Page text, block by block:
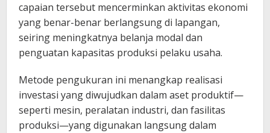
capaian tersebut mencerminkan aktivitas ekonomi
yang benar-benar berlangsung di lapangan,
seiring meningkatnya belanja modal dan
penguatan kapasitas produksi pelaku usaha.
Metode pengukuran ini menangkap realisasi
investasi yang diwujudkan dalam aset produktif—
seperti mesin, peralatan industri, dan fasilitas
produksi—yang digunakan langsung dalam